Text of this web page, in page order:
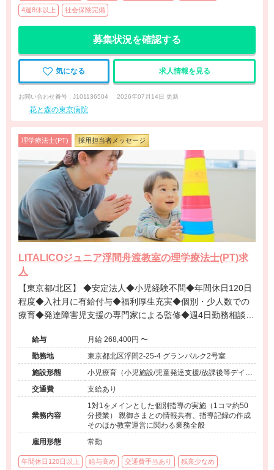
4週8休以上 社会保険完備
募集状況を確認する
気になる 求人情報を見る
お問い合わせ番号 : J101136504 2026年07月14日 更新
花と森の東京病院
理学療法士(PT) 採用担当者メッセージ
LITALICOジュニア浮間舟渡教室の理学療法士(PT)求
人
【東京都/北区】 ◆安定法人◆小児経験不問◆年間休日120日
程度◆入社月に有給付与◆福利厚生充実◆個別・少人数での
療育◆発達障害児支援の専門家による監修◆週4日勤務相談可
給与
月給 268,400円 〜
勤務地
東京都北区浮間2-25-4 グランパルク2号室
施設形態
小児療育（小児施設/児童発達支援/放課後等デイサ
ービス）
交通費 支給あり
業務内容
1対1をメインとした個別指導の実施（1コマ約50
分授業） 親御さまとの情報共有、指導記録の作成
そのほか教室運営に関わる業務全般
雇用形態
常勤
年間休日120日以上 給与高め 交通費手当あり 残業少なめ